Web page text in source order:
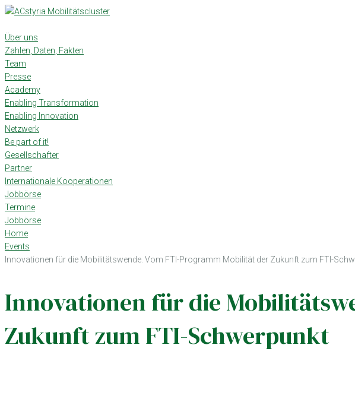
Skip
content
Über uns
Zahlen, Daten, Fakten
Team
Presse
Academy
Enabling Transformation
Enabling Innovation
Netzwerk
Be part of it!
Gesellschafter
Partner
Internationale Kooperationen
Jobbörse
Termine
Jobbörse
Home
Events
Innovationen für die Mobilitätswende. Vom FTI-Programm Mobilität der Zukunft zum FTI-
Innovationen für die
Zukunft zum FTI-Schwerpunkt